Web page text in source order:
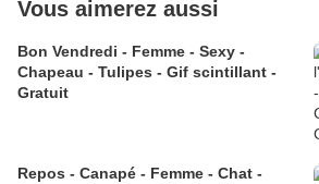
Vous aimerez aussi
Bon Vendredi - Femme - Sexy -
Chapeau - Tulipes - Gif scintillant -
Gratuit
Repos - Canapé - Femme - Chat -